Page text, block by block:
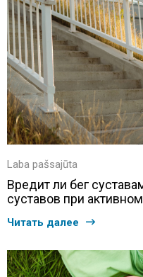
Laba pašsajūta
Вредит ли бег
суставов при
Читать далее